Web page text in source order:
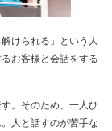
けられる」という人
お客様と会話をする
。そのため、一人ひ
人と話すのが苦手な